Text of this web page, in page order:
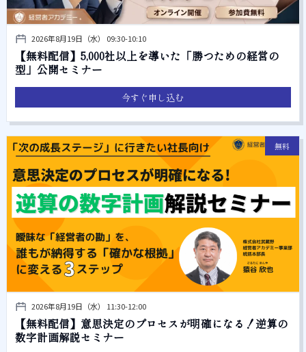
2026年8月19日（水） 09:30-10:10
【無料配信】5,000社以上を導いた「勝つための経営の
型」公開セミナー
今すぐ申し込む
無料
2026年8月19日（水） 11:30-12:00
【無料配信】意思決定のプロセスが明確になる！逆算の
数字計画解説セミナー